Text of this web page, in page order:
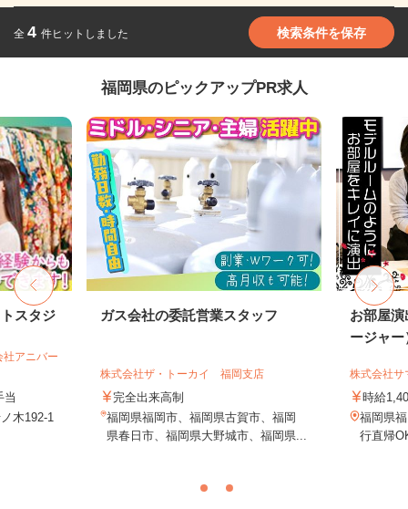
全 4 件ヒットしました 検索条件を保存
福岡県のピックアップPR求人
スタジ
アニバー
当
木192-1
ガス会社の委託営業スタッフ
株式会社ザ・トーカイ 福岡支店
完全出来高制
福岡県福岡市、福岡県古賀市、福岡
県春日市、福岡県大野城市、福岡県...
お部屋
ージャー
株式会社サ
時給
福岡県
行直帰